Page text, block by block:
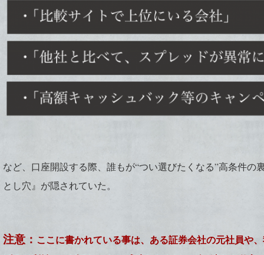
など、口座開設する際、誰もが“つい選びたくなる”高条件
とし穴』が隠されていた。
注意： ここに書かれている事は、ある証券会社の元社員や